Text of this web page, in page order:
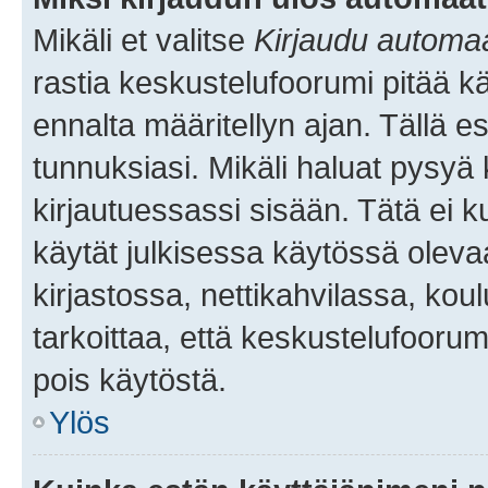
Mikäli et valitse Kirjaudu
rastia keskustelufoorumi pitää
ennalta määritellyn ajan. Tällä
tunnuksiasi. Mikäli haluat
kirjautuessassi sisään. Tätä ei
käytät julkisessa käytössä
kirjastossa, nettikahvilassa,
tarkoittaa, että
pois käytöstä.
Ylös